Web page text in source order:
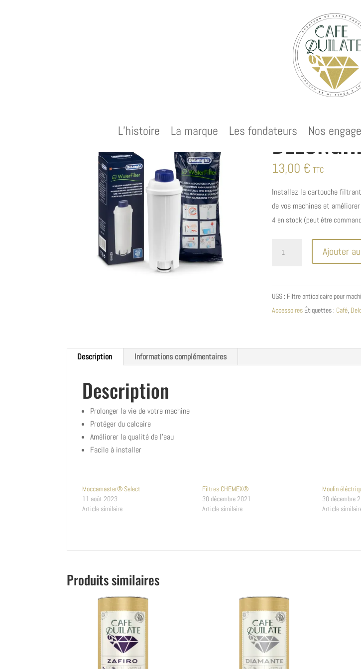
L’histoire La marque Les fondateurs Nos
13,00 € TTC
Installez la cartouche
de vos machines et
4 en stock (peut être
Filtrante
DELONGHI®
Ajouter
UGS : Filtre anticalcaire pour
Accessoires Étiquettes : Café,
Description Informations complémentaires
Description
Prolonger la vie de votre machine
Protéger du calcaire
Améliorer la qualité de l’eau
Facile à installer
Moccamaster® Select
11 août 2023
Article similaire
Filtres CHEMEX®
30 décembre 2021
Article similaire
Moulin
30 décembre
Article
Produits similaires